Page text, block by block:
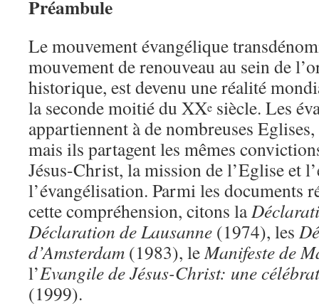
Préambule
Le mouvement évangélique
mouvement de renouveau au sein de
historique, est devenu une réalité
la seconde moitié du XXe siècle. Les
appartiennent à de nombreuses
mais ils partagent les mêmes
Jésus-Christ, la mission de l’Eglise et
l’évangélisation. Parmi les documents
cette compréhension, citons la
Déclaration de Lausanne (1974), les
d’Amsterdam (1983), leManifeste de
l’Evangile de Jésus-Christ: une
(1999).